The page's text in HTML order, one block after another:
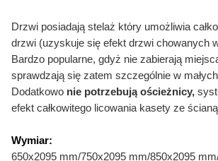
Drzwi posiadają stelaż który umożliwia
drzwi (uzyskuje się efekt drzwi chowanych
Bardzo popularne, gdyż nie zabierają
sprawdzają się zatem szczególnie w
Dodatkowo nie potrzebują ościeżnicy,
efekt całkowitego licowania kasety ze ścianą
Wymiar:
650x2095 mm/750x2095 mm/850x2095